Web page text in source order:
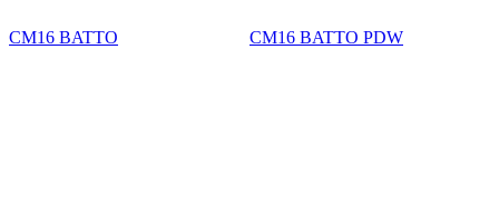
CM16 BATTO CM16 BATTO PDW